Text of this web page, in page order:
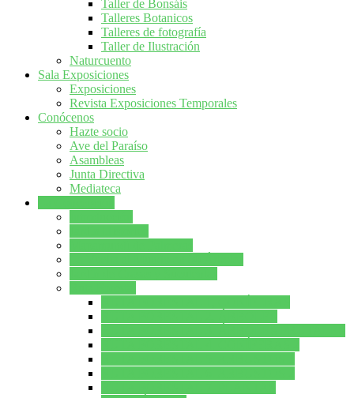
Taller de Bonsáis
Talleres Botanicos
Talleres de fotografía
Taller de Ilustración
Naturcuento
Sala Exposiciones
Exposiciones
Revista Exposiciones Temporales
Conócenos
Hazte socio
Ave del Paraíso
Asambleas
Junta Directiva
Mediateca